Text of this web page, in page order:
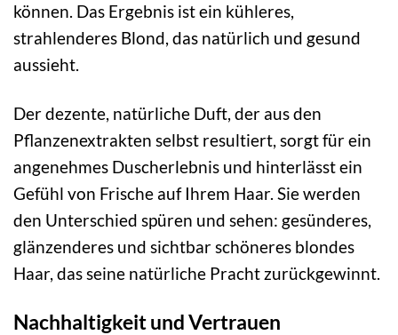
können. Das Ergebnis ist ein kühleres,
strahlenderes Blond, das natürlich und gesund
aussieht.
Der dezente, natürliche Duft, der aus den
Pflanzenextrakten selbst resultiert, sorgt für ein
angenehmes Duscherlebnis und hinterlässt ein
Gefühl von Frische auf Ihrem Haar. Sie werden
den Unterschied spüren und sehen: gesünderes,
glänzenderes und sichtbar schöneres blondes
Haar, das seine natürliche Pracht zurückgewinnt.
Nachhaltigkeit und Vertrauen